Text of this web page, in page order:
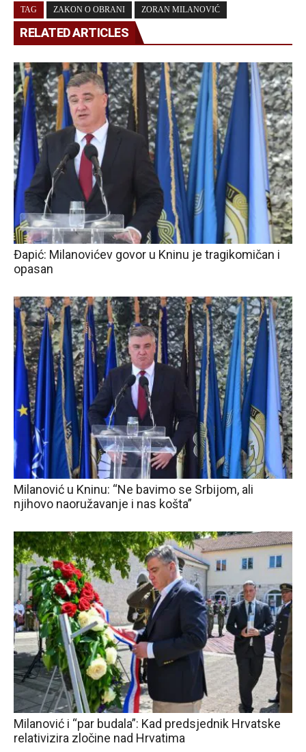
TAG ZAKON O OBRANI ZORAN MILANOVIĆ
RELATED ARTICLES
Đapić: Milanovićev govor u Kninu je tragikomičan i
opasan
Milanović u Kninu: “Ne bavimo se Srbijom, ali
njihovo naoružavanje i nas košta”
Milanović i “par budala”: Kad predsjednik Hrvatske
relativizira zločine nad Hrvatima